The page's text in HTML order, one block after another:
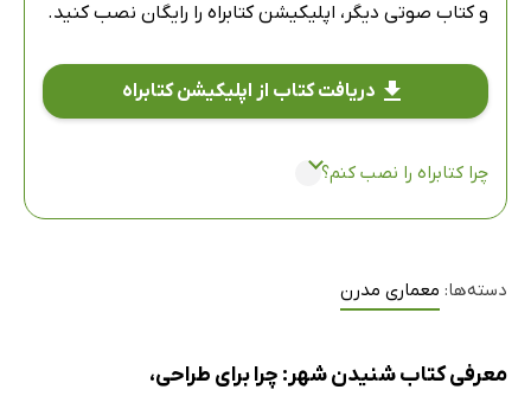
و کتاب صوتی دیگر، اپلیکیشن کتابراه را رایگان نصب کنید.
دریافت کتاب از اپلیکیشن کتابراه
چرا کتابراه را نصب کنم؟
دسته‌ها: معماری مدرن
معرفی کتاب شنیدن شهر: چرا برای طراحی،